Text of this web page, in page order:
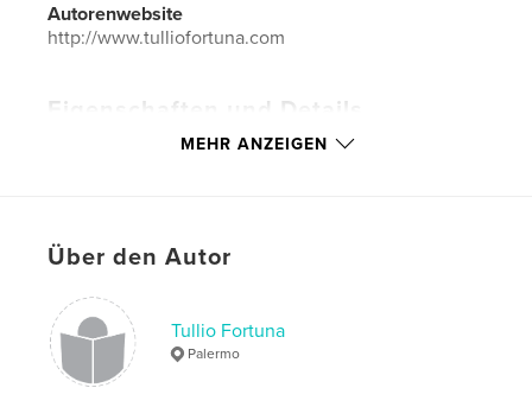
Autorenwebsite
http://www.tulliofortuna.com
Eigenschaften und Details
Hauptkategorie: Kunst & Fotografie
ISBN
Hardcover mit Schutzumschlag: 9781364592042
Veröffentlichungsdatum:
SpracheItalian
Schlüsselwörter
MEHR ANZEIGEN
Über den Autor
Tullio Fortuna
Palermo